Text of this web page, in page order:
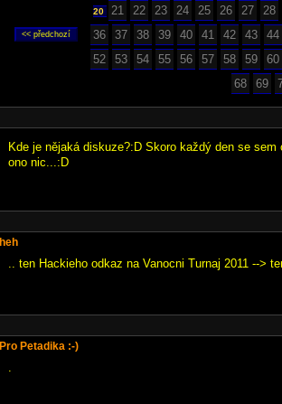
20 21 22 23 24 25 26 27 28
36
37 38 39 40 41 42 43 44
52
53 54 55 56 57 58 59 60
68
69
Kde je nějaká diskuze?:D Skoro každý den se
ono nic...:D
heh
.. ten Hackieho odkaz na Vanocni Turnaj 2011 -->
Pro Petadika :-)
.